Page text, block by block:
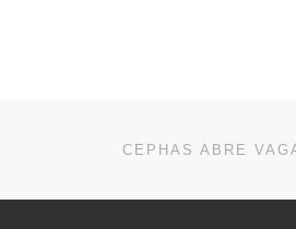
BACK TO POST LIST